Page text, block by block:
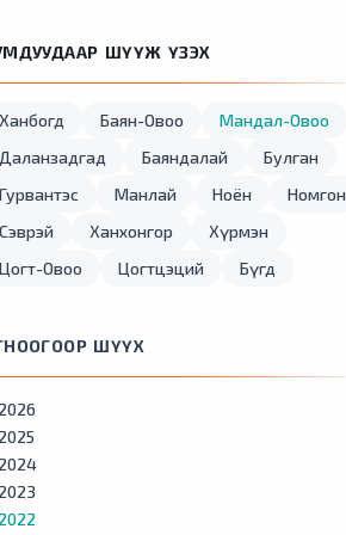
ШҮҮЖ ҮЗЭХ
Ханбогд Баян-Овоо
Мандал-Овоо
Даланзадгад
Баяндалай
Булган
Гурвантэс
Манлай Ноён
Номгон
Сэврэй
Ханхонгор
Хүрмэн
Цогт-Овоо
Цогтцэций Бүгд
ШҮҮХ